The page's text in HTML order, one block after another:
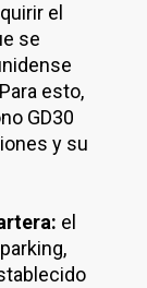
el
se
esto,
GD30
y su
el